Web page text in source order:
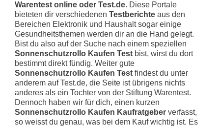
Warentest online oder Test.de. Diese Portale
bieteten dir verschiedenen Testberichte aus den
Bereichen Elektronik und Haushalt sogar einige
Gesundheitsthemen werden dir an die Hand gelegt.
Bist du also auf der Suche nach einem speziellen
Sonnenschutzrollo Kaufen Test bist, wirst du dort
bestimmt direkt fündig. Weiter gute
Sonnenschutzrollo Kaufen Test findest du unter
anderem auf Test.de, die Seite ist übrigens nichts
anderes als ein Tochter von der Stiftung Warentest.
Dennoch haben wir für dich, einen kurzen
Sonnenschutzrollo Kaufen Kaufratgeber verfasst,
so weisst du genau, was bei dem Kauf wichtig ist. Es